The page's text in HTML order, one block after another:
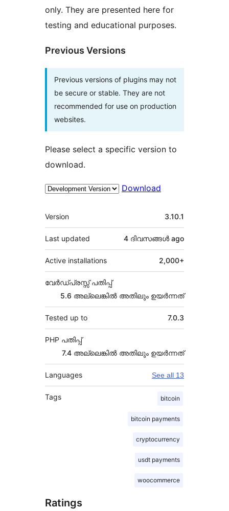
only. They are presented here for
testing and educational purposes.
Previous Versions
Previous versions of plugins may not
be secure or stable. They are not
recommended for use on production
websites.
Please select a specific version to
download.
Download
Meta
Version 3.10.1
Last updated 4 ദിവസങ്ങൾ ago
Active installations 2,000+
വേർഡ്പ്രസ്സ് പതിപ്പ്
5.6 അല്ലെങ്കില്‍ അതിലും ഉയര്‍ന്നത്
Tested up to 7.0.3
PHP പതിപ്പ്
7.4 അല്ലെങ്കില്‍ അതിലും ഉയര്‍ന്നത്
Languages See all 13
Tags bitcoin
bitcoin payments
cryptocurrency
usdt payments
woocommerce
Ratings